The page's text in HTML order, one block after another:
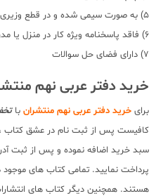
5) به صورت سیمی شده و در قطع وزیری
6) فاقد پاسخنامه ویژه کار در منزل یا مدرسه
7) دارای فضای حل سوالات
خرید دفتر عربی نهم
برای خرید دفتر عربی نهم منتشران با
کافیست پس از ثبت نام در عشق کتاب ،
سبد خرید اضافه نموده و پس از ثبت
پرداخت نمایید. تمامی کتاب های
هستند. همچنین دیگر کتاب های